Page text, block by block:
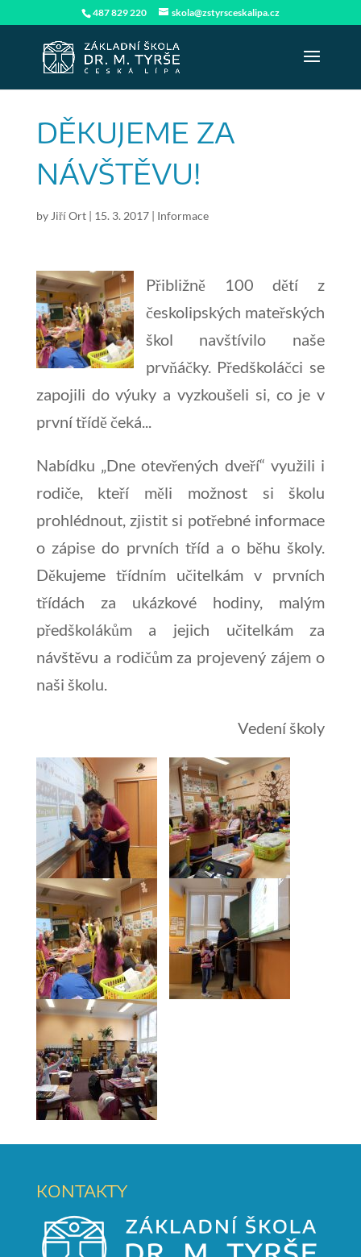
487 829 220 skola@zstyrsceskalipa.cz
DĚKUJEME ZA
NÁVŠTĚVU!
by Jiří Ort| 15. 3. 2017| Informace
Přibližně 100 dětí z
českolipských mateřských
škol navštívilo naše
prvňáčky. Předškoláčci se
zapojili do výuky a vyzkoušeli si, co je v
první třídě čeká...
Nabídku „Dne otevřených dveří“ využili i
rodiče, kteří měli možnost si školu
prohlédnout, zjistit si potřebné informace
o zápise do prvních tříd a o běhu školy.
Děkujeme třídním učitelkám v prvních
třídách za ukázkové hodiny, malým
předškolákům a jejich učitelkám za
návštěvu a rodičům za projevený zájem o
naši školu.
Vedení školy
KONTAKTY